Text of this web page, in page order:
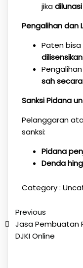
jika
Pengalihan dan
Paten bisa
dilisensikan
sah
Sanksi Pidana
Pelanggaran
sanksi:
Pidana
Denda
Category :
Previous
Jasa Pembuatan
DJKI Online